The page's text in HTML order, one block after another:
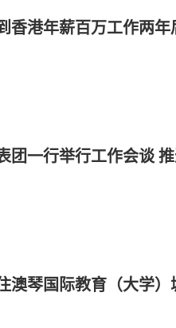
香港年薪百万工作两年
团一行举行工作会谈
澳琴国际教育（大学）